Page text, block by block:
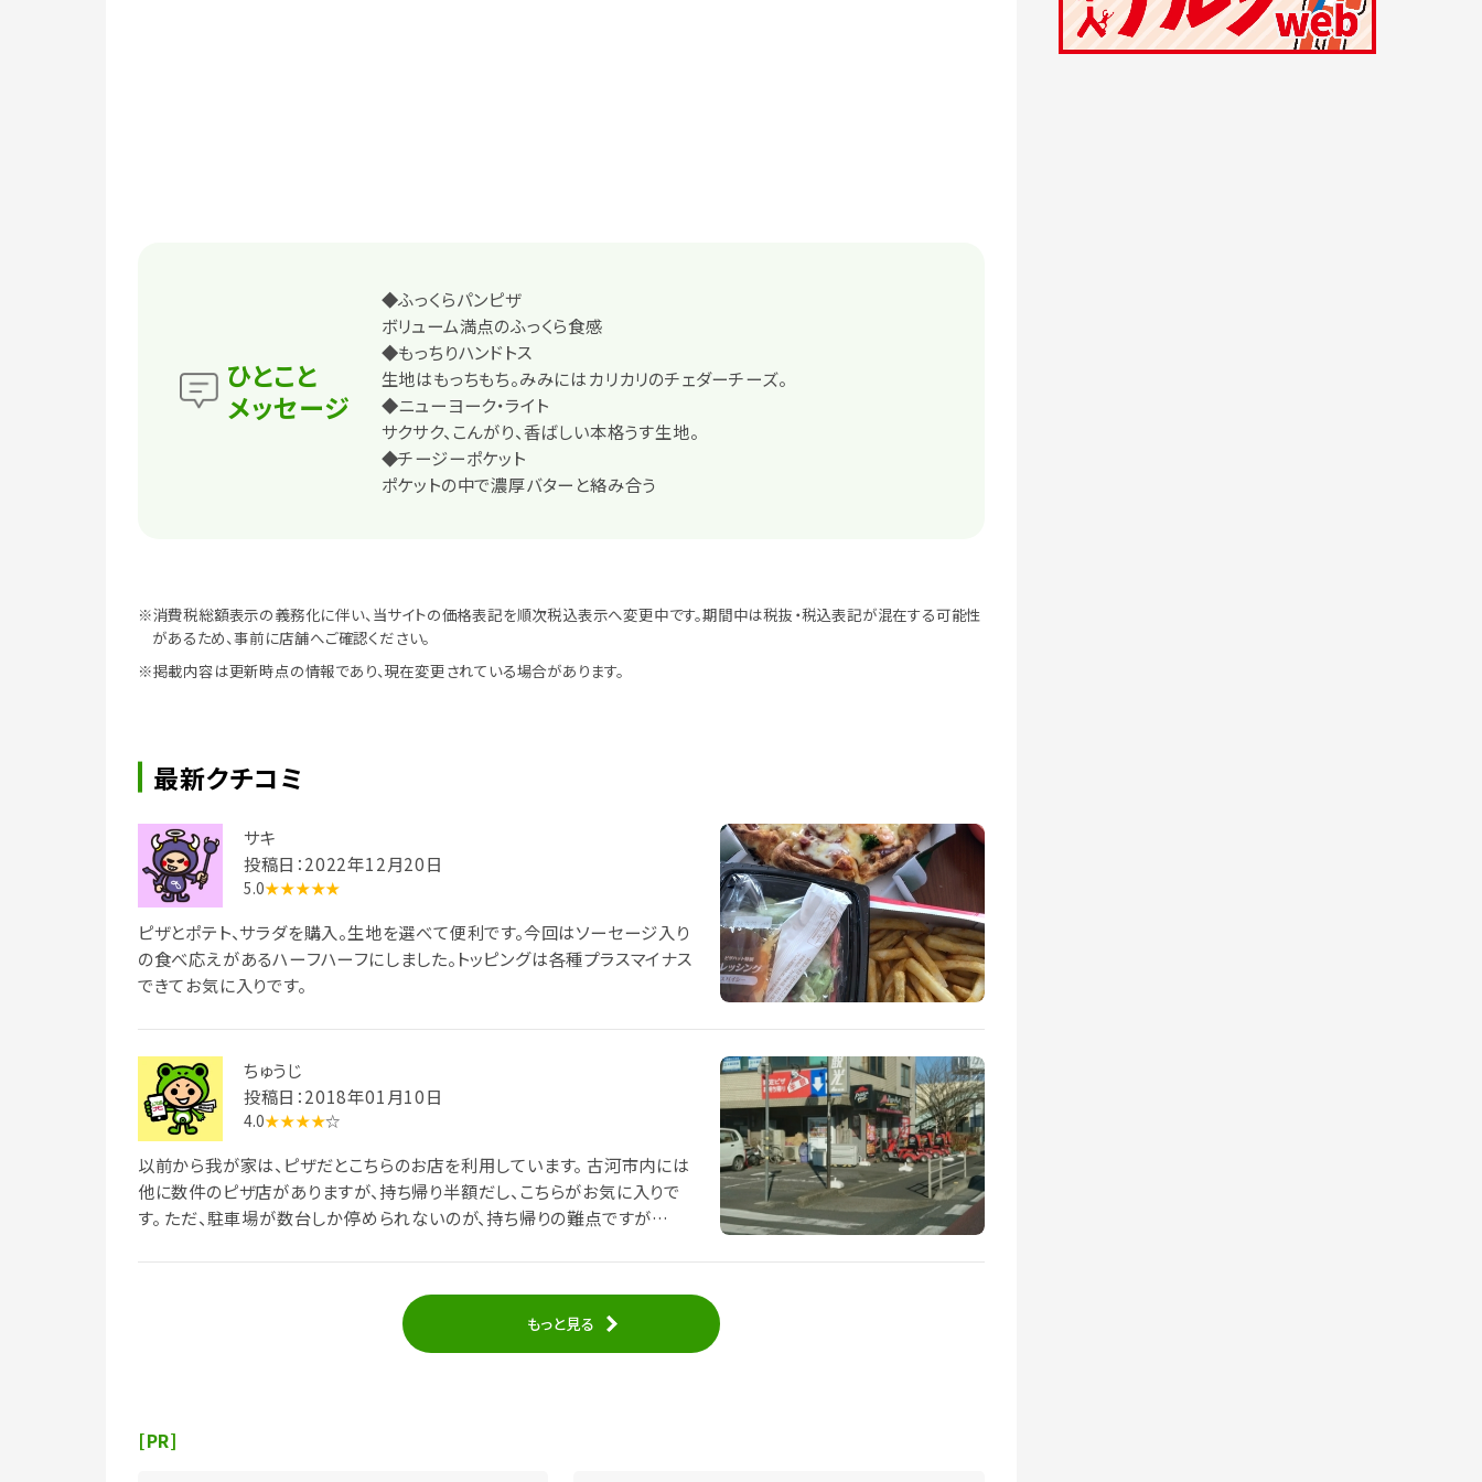
ひとこと
メッセージ
◆ふっくらパンピザ
ボリューム満点のふっくら食感
◆もっちりハンドトス
生地はもっちもち。みみにはカリカリのチェダーチーズ。
◆ニューヨーク・ライト
サクサク、こんがり、香ばしい本格うす生地。
◆チージーポケット
ポケットの中で濃厚バターと絡み合う
※消費税総額表示の義務化に伴い、当サイトの価格表記を順次税込表示へ変更中です。期間中は税抜・税込表記が混在する可能性
があるため、事前に店舗へご確認ください。
※掲載内容は更新時点の情報であり、現在変更されている場合があります。
最新クチコミ
サキ
投稿日：2022年12月20日
5.0★★★★★
ピザとポテト、サラダを購入。生地を選べて便利です。今回はソーセージ入り
の食べ応えがあるハーフハーフにしました。トッピングは各種プラスマイナス
できてお気に入りです。
ちゅうじ
投稿日：2018年01月10日
4.0★★★★☆
以前から我が家は、ピザだとこちらのお店を利用しています。 古河市内には
他に数件のピザ店がありますが、持ち帰り半額だし、こちらがお気に入りで
す。 ただ、駐車場が数台しか停められないのが、持ち帰りの難点ですが
もっと見る
[PR]